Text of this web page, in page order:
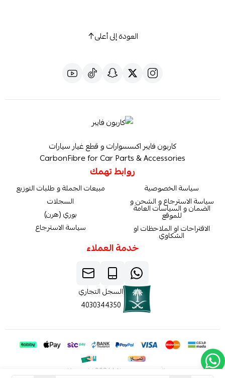
العودة إلى أعلى
كاربون فايبر اكسسوارات و قطع غيار سيارات
CarbonFibre for Car Parts & Accessories
روابط تهمك
سياسة الخصوصية
سياسة الاسترجاع و الشحن و
الضمان و السياسات العامة
للموقع
الاقتراحات او الملاحظات او
الشكاوي
مبيعات الجملة و طلبات التوزيع
السجلات
بوري (هرن)
سياسة الاسترجاع
خدمة العملاء
السجل التجاري
4030344350
الحقوق محفوظة | 2026 كاربون فايبر